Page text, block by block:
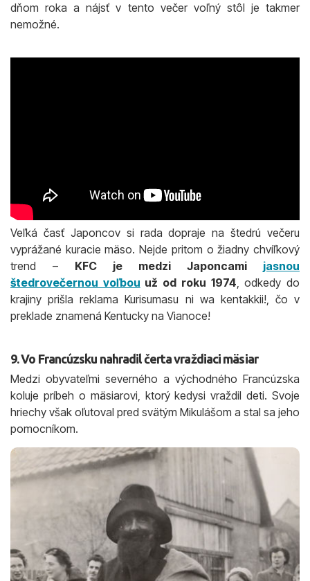
dňom roka a nájsť v tento večer voľný stôl je takmer
nemožné.
Veľká časť Japoncov si rada dopraje na štedrú večeru
vyprážané kuracie mäso. Nejde pritom o žiadny chvíľkový
trend – KFC je medzi Japoncami jasnou
štedrovečernou voľbou už od roku 1974, odkedy do
krajiny prišla reklama Kurisumasu ni wa kentakkii!, čo v
preklade znamená Kentucky na Vianoce!
9. Vo Francúzsku nahradil čerta vraždiaci mäsiar
Medzi obyvateľmi severného a východného Francúzska
koluje príbeh o mäsiarovi, ktorý kedysi vraždil deti. Svoje
hriechy však oľutoval pred svätým Mikulášom a stal sa jeho
pomocníkom.